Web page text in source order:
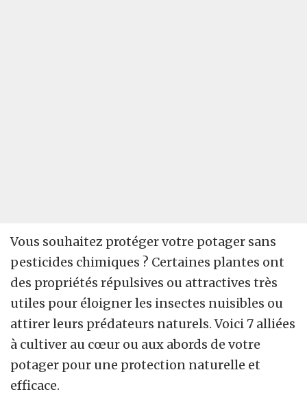
Vous souhaitez protéger votre potager sans
pesticides chimiques ? Certaines plantes ont
des propriétés répulsives ou attractives très
utiles pour éloigner les insectes nuisibles ou
attirer leurs prédateurs naturels. Voici 7 alliées
à cultiver au cœur ou aux abords de votre
potager pour une protection naturelle et
efficace.